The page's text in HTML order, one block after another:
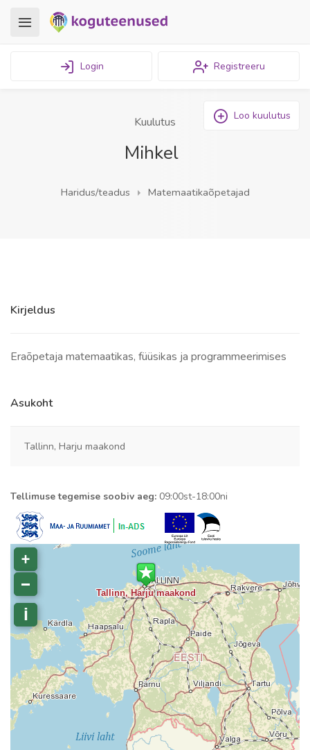
Loo kuulutus
Registreeru
Login
Kuulutus
Mihkel
Haridus/teadus Matemaatikaõpetajad
Kirjeldus
Eraõpetaja matemaatikas, füüsikas ja programmeerimises
Asukoht
Tallinn, Harju maakond
Tellimuse tegemise soobiv aeg: 09:00st-18:00ni
i